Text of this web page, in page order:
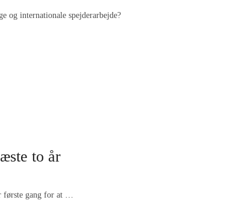
internationale spejderarbejde?
to år
første gang for at …